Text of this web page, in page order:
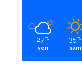
27 ℃
ven
35 ℃
sam